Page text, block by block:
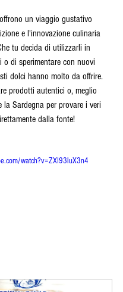
un viaggio gustativo
e l'innovazione culinaria
tu decida di utilizzarli in
o di sperimentare con nuovi
dolci hanno molto da offrire.
prodotti autentici o, meglio
la Sardegna per provare i veri
dalla fonte!
watch?v=ZXI93luX3n4